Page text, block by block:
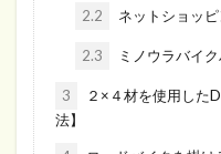
2.2 ネットショッ
2.3 ミノウラバイ
3
２×４材を使用した
法】